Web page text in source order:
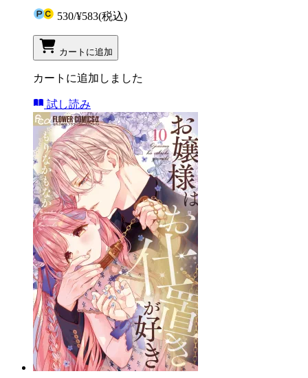
530/¥583(税込)
カートに追加
カートに追加しました
試し読み